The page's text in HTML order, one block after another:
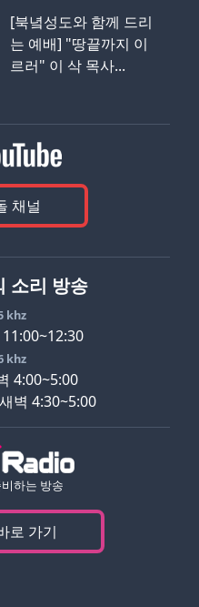
[북녘성도와 함께 드리
는 예배] "땅끝까지 이
르러" 이 삭 목사...
채널
소리 방송
khz
khz
4:00~5:00
벽 4:30~5:00
하는 방송
로 가기